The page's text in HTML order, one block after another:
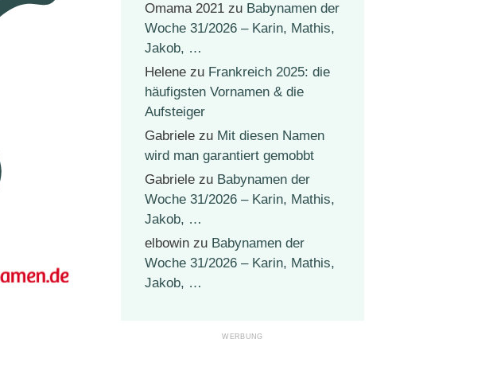
Omama 2021 zu Babynamen der
Woche 31/2026 – Karin, Mathis,
Jakob, …
Helene zu Frankreich 2025: die
häufigsten Vornamen & die
Aufsteiger
Gabriele zu Mit diesen Namen
wird man garantiert gemobbt
Gabriele zu Babynamen der
Woche 31/2026 – Karin, Mathis,
Jakob, …
elbowin zu Babynamen der
Woche 31/2026 – Karin, Mathis,
Jakob, …